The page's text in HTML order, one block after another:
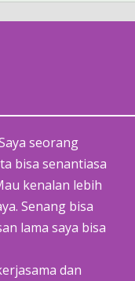
seorang
bisa senantiasa
kenalan lebih
Senang bisa
lama saya bisa
dan